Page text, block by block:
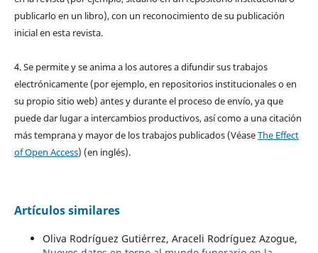
publicarlo en un libro), con un reconocimiento de su publicación
inicial en esta revista.
4. Se permite y se anima a los autores a difundir sus trabajos
electrónicamente (por ejemplo, en repositorios institucionales o en
su propio sitio web) antes y durante el proceso de envío, ya que
puede dar lugar a intercambios productivos, así como a una citación
más temprana y mayor de los trabajos publicados (VéaseThe Effect
of Open Access) (en inglés).
Artículos similares
Oliva Rodríguez Gutiérrez, Araceli Rodríguez Azogue,